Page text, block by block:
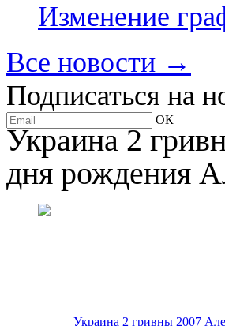
Изменение
Все новости →
Подписаться на
ОК
Украина 2
дня рождения